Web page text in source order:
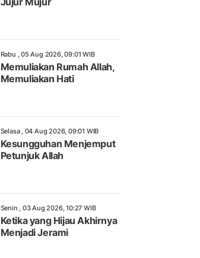
Rabu , 05 Aug 2026, 09:01 WIB
Memuliakan Rumah Allah,
Memuliakan Hati
Selasa , 04 Aug 2026, 09:01 WIB
Kesungguhan Menjemput
Petunjuk Allah
Senin , 03 Aug 2026, 10:27 WIB
Ketika yang Hijau Akhirnya
Menjadi Jerami